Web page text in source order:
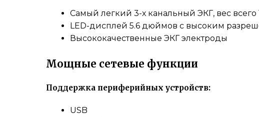
Самый легкий 3-х канальный ЭКГ, вес всего
LED-дисплей 5.6 дюймов с высоким
Высококачественные ЭКГ электроды
Мощные сетевые функции
Поддержка периферийных устройств:
USB